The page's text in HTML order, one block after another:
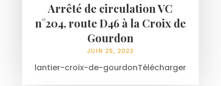
Arrêté de circulation VC
n°204, route D46 à la Croix de
Gourdon
JUIN 25, 2022
lantier-croix-de-gourdonTélécharger